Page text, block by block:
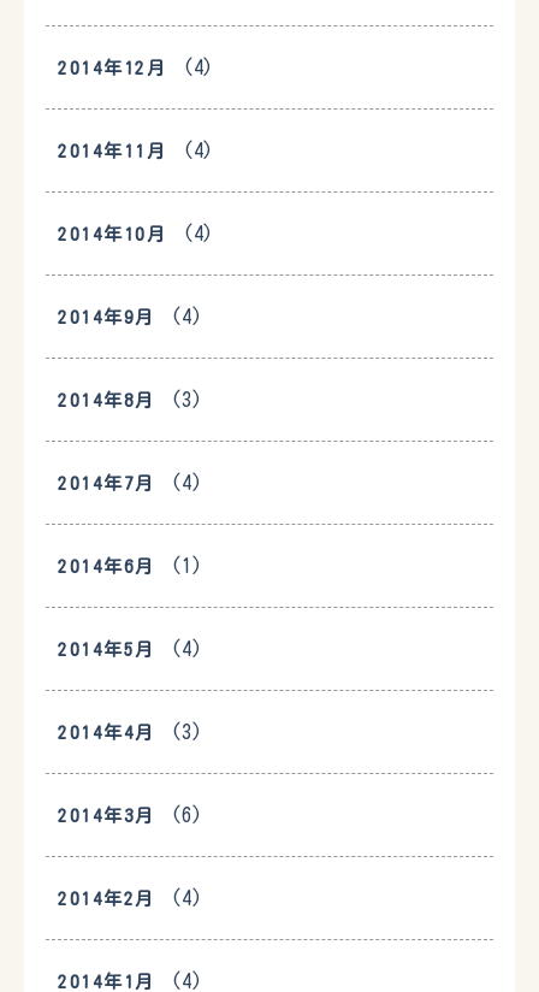
2014年12月 (4)
2014年11月 (4)
2014年10月 (4)
2014年9月 (4)
2014年8月 (3)
2014年7月 (4)
2014年6月 (1)
2014年5月 (4)
2014年4月 (3)
2014年3月 (6)
2014年2月 (4)
2014年1月 (4)